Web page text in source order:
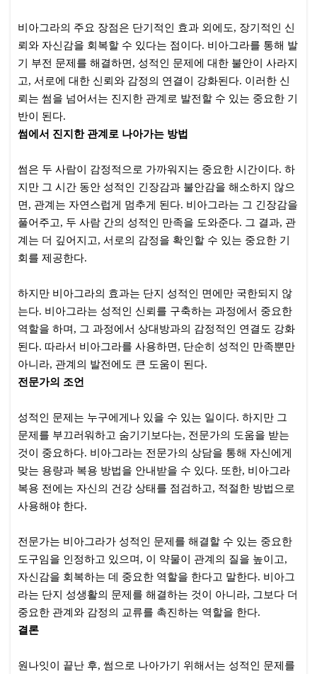
비아그라의 주요 장점은 단기적인 효과 외에도, 장기적인 신
뢰와 자신감을 회복할 수 있다는 점이다. 비아그라를 통해 발
기 부전 문제를 해결하면, 성적인 문제에 대한 불안이 사라지
고, 서로에 대한 신뢰와 감정의 연결이 강화된다. 이러한 신
뢰는 썸을 넘어서는 진지한 관계로 발전할 수 있는 중요한 기
반이 된다.
썸에서 진지한 관계로 나아가는 방법
썸은 두 사람이 감정적으로 가까워지는 중요한 시간이다. 하
지만 그 시간 동안 성적인 긴장감과 불안감을 해소하지 않으
면, 관계는 자연스럽게 멈추게 된다. 비아그라는 그 긴장감을
풀어주고, 두 사람 간의 성적인 만족을 도와준다. 그 결과, 관
계는 더 깊어지고, 서로의 감정을 확인할 수 있는 중요한 기
회를 제공한다.
하지만 비아그라의 효과는 단지 성적인 면에만 국한되지 않
는다. 비아그라는 성적인 신뢰를 구축하는 과정에서 중요한
역할을 하며, 그 과정에서 상대방과의 감정적인 연결도 강화
된다. 따라서 비아그라를 사용하면, 단순히 성적인 만족뿐만
아니라, 관계의 발전에도 큰 도움이 된다.
전문가의 조언
성적인 문제는 누구에게나 있을 수 있는 일이다. 하지만 그
문제를 부끄러워하고 숨기기보다는, 전문가의 도움을 받는
것이 중요하다. 비아그라는 전문가의 상담을 통해 자신에게
맞는 용량과 복용 방법을 안내받을 수 있다. 또한, 비아그라
복용 전에는 자신의 건강 상태를 점검하고, 적절한 방법으로
사용해야 한다.
전문가는 비아그라가 성적인 문제를 해결할 수 있는 중요한
도구임을 인정하고 있으며, 이 약물이 관계의 질을 높이고,
자신감을 회복하는 데 중요한 역할을 한다고 말한다. 비아그
라는 단지 성생활의 문제를 해결하는 것이 아니라, 그보다 더
중요한 관계와 감정의 교류를 촉진하는 역할을 한다.
결론
원나잇이 끝난 후, 썸으로 나아가기 위해서는 성적인 문제를